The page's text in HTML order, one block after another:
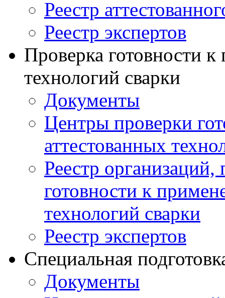
Реестр
Реестр экспертов
Проверка готовности
технологий сварки
Документы
Центры проверки
аттестованных
Реестр
готовности к
технологий сварки
Реестр экспертов
Специальная
Документы